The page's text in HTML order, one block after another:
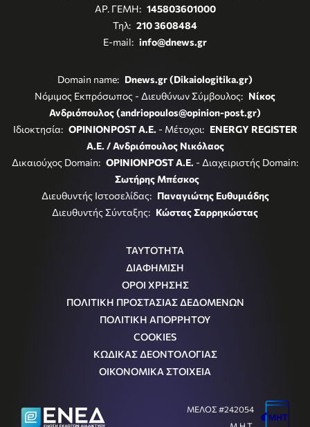
ΑΡ. ΓΕΜΗ: 145803601000
Τηλ: 210 3608484
E-mail: info@dnews.gr
Domain name: Dnews.gr (Dikaiologitika.gr)
Νόμιμος Εκπρόσωπος - Διευθύνων Σύμβουλος: Νίκος
Ανδριόπουλος (andriopoulos@opinion-post.gr)
Ιδιοκτησία: OPINIONPOST A.E. - Μέτοχοι: ENERGY REGISTER
Α.Ε. / Ανδριόπουλος Νικόλαος
Δικαιούχος Domain: OPINIONPOST A.E. - Διαχειριστής Domain:
Σωτήρης Μπέσκος
Διευθυντής Ιστοσελίδας: Παναγιώτης Ευθυμιάδης
Διευθυντής Σύνταξης: Κώστας Σαρρηκώστας
ΤΑΥΤΟΤΗΤΑ
ΔΙΑΦΗΜΙΣΗ
ΟΡΟΙ ΧΡΗΣΗΣ
ΠΟΛΙΤΙΚΗ ΠΡΟΣΤΑΣΙΑΣ ΔΕΔΟΜΕΝΩΝ
ΠΟΛΙΤΙΚΗ ΑΠΟΡΡΗΤΟΥ
COOKIES
ΚΩΔΙΚΑΣ ΔΕΟΝΤΟΛΟΓΙΑΣ
ΟΙΚΟΝΟΜΙΚΑ ΣΤΟΙΧΕΙΑ
ΜΕΛΟΣ #242054